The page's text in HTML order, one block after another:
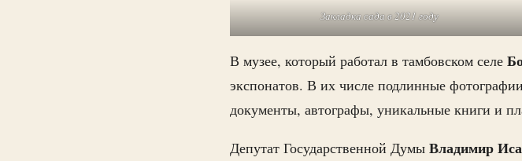
Закладка сада в 2021 году
В музее, который работал в тамбовском селе
экспонатов. В их числе подлинные
документы, автографы, уникальные книги и
Депутат Государственной Думы Владимир